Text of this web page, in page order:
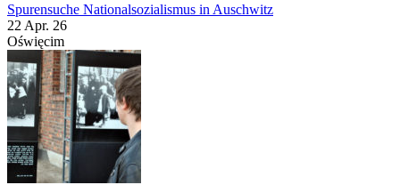
Spurensuche Nationalsozialismus in Auschwitz
22 Apr. 26
Oświęcim